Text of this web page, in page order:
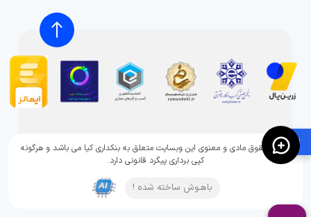
🛍️
تمامی حقوق مادی و معنوی این وبسایت متعلق به بنکداری کیا می باشد و هرگونه
کپی برداری پیگرد قانونی دارد.
باهـوش ساخته شده !